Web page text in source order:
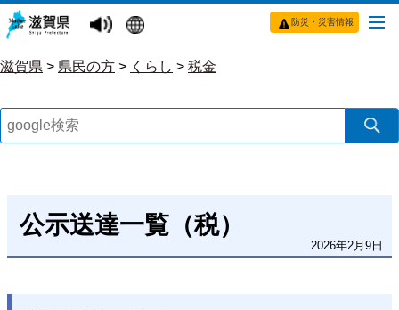
防災・災害情報
滋賀県 > 県民の方 > くらし > 税金
公示送達一覧（税）
2026年2月9日